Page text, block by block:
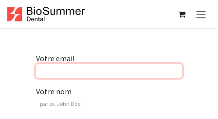
Se rendre au contenu
Votre email
Votre nom